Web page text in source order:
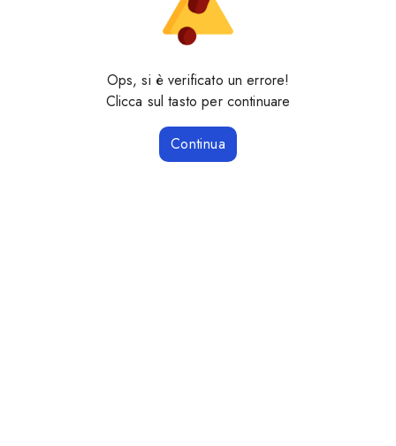
Ops, si è verificato un errore!
Clicca sul tasto per continuare
Continua